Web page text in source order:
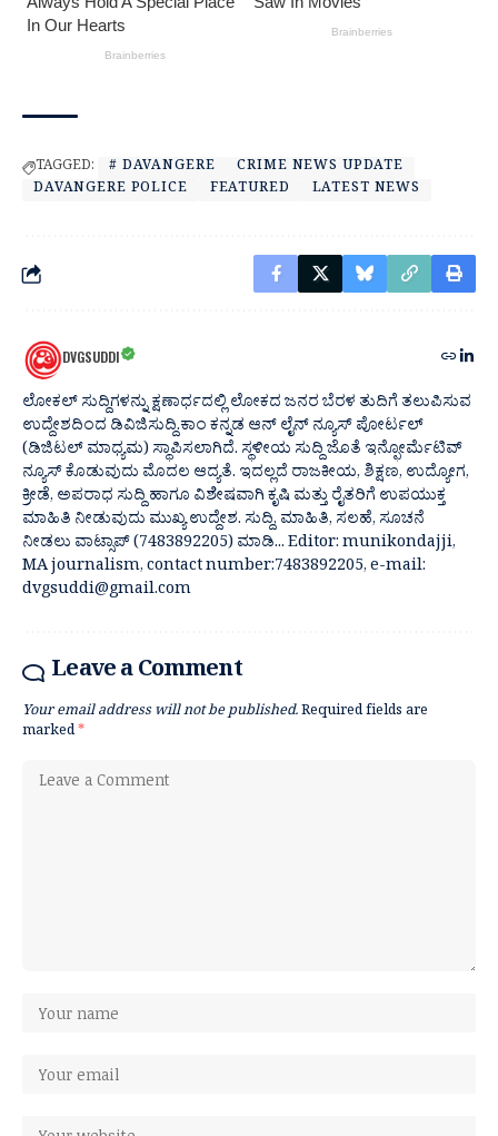
TAGGED: # DAVANGERE
CRIME NEWS UPDATE
DAVANGERE POLICE
FEATURED LATEST NEWS
DVGSUDDI
ಲೋಕಲ್ ಸುದ್ದಿಗಳನ್ನು ಕ್ಷಣಾರ್ಧದಲ್ಲಿ ಲೋಕದ ಜನರ ಬೆರಳ ತುದಿಗೆ ತಲುಪಿಸುವ
ಉದ್ದೇಶದಿಂದ ಡಿವಿಜಿಸುದ್ದಿ.ಕಾಂ ಕನ್ನಡ ಆನ್ ಲೈನ್ ನ್ಯೂಸ್ ಪೋರ್ಟಲ್
(ಡಿಜಿಟಲ್ ಮಾಧ್ಯಮ) ಸ್ಥಾಪಿಸಲಾಗಿದೆ. ಸ್ಥಳೀಯ ಸುದ್ದಿ ಜೊತೆ ಇನ್ಫೋರ್ಮೆಟಿವ್
ನ್ಯೂಸ್ ಕೊಡುವುದು ಮೊದಲ ಆದ್ಯತೆ. ಇದಲ್ಲದೆ ರಾಜಕೀಯ, ಶಿಕ್ಷಣ, ಉದ್ಯೋಗ,
ಕ್ರೀಡೆ, ಅಪರಾಧ ಸುದ್ದಿ ಹಾಗೂ ವಿಶೇಷವಾಗಿ ಕೃಷಿ ಮತ್ತು ರೈತರಿಗೆ ಉಪಯುಕ್ತ
ಮಾಹಿತಿ ನೀಡುವುದು ಮುಖ್ಯ ಉದ್ದೇಶ. ಸುದ್ದಿ, ಮಾಹಿತಿ, ಸಲಹೆ, ಸೂಚನೆ
ನೀಡಲು ವಾಟ್ಸಾಪ್ (7483892205) ಮಾಡಿ... Editor: munikondajji,
MA journalism, contact number:7483892205, e-mail:
dvgsuddi@gmail.com
Leave a Comment
Your email address will not be published.Required fields are
marked*